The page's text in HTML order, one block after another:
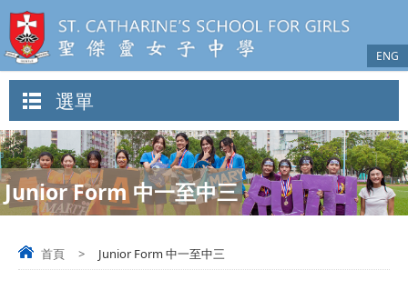
ENG
選單
Junior Form 中一至中三
首頁 > Junior Form 中一至中三